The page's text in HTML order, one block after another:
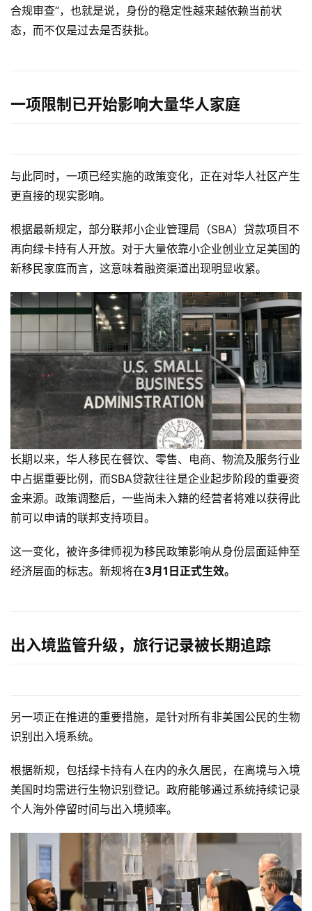
动
态
碎
碎
念
推
工
关
于
&
留
言
登录 注册
合规审查”，也就是说，身份的稳定性越来越依赖当前状
态，而不仅是过去是否获批。
一项限制已开始影响大量华人家庭
与此同时，一项已经实施的政策变化，正在对华人社区产生
更直接的现实影响。
根据最新规定，部分联邦小企业管理局（SBA）贷款项目不
再向绿卡持有人开放。对于大量依靠小企业创业立足美国的
新移民家庭而言，这意味着融资渠道出现明显收紧。
长期以来，华人移民在餐饮、零售、电商、物流及服务行业
中占据重要比例，而SBA贷款往往是企业起步阶段的重要资
金来源。政策调整后，一些尚未入籍的经营者将难以获得此
前可以申请的联邦支持项目。
这一变化，被许多律师视为移民政策影响从身份层面延伸至
经济层面的标志。 新规将在3月1日正式生效。
出入境监管升级，旅行记录被长期追踪
另一项正在推进的重要措施，是针对所有非美国公民的生物
识别出入境系统。
根据新规，包括绿卡持有人在内的永久居民，在离境与入境
美国时均需进行生物识别登记。政府能够通过系统持续记录
个人海外停留时间与出入境频率。